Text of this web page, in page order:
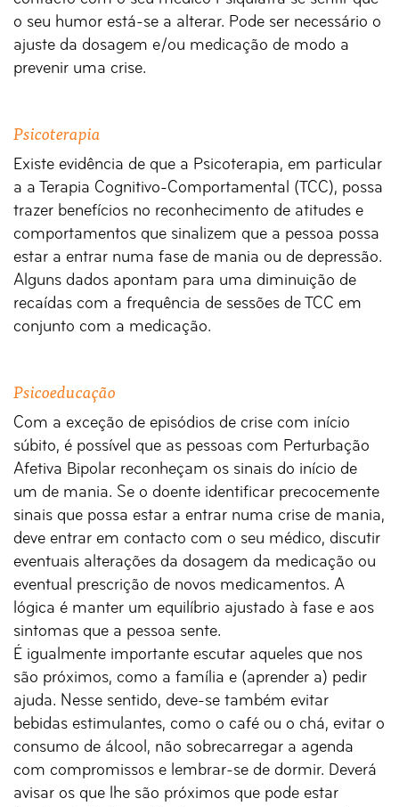
o seu humor está-se a alterar. Pode ser necessário o
ajuste da dosagem e/ou medicação de modo a
prevenir uma crise.
Psicoterapia
Existe evidência de que a Psicoterapia, em particular
a a Terapia Cognitivo-Comportamental (TCC), possa
trazer benefícios no reconhecimento de atitudes e
comportamentos que sinalizem que a pessoa possa
estar a entrar numa fase de mania ou de depressão.
Alguns dados apontam para uma diminuição de
recaídas com a frequência de sessões de TCC em
conjunto com a medicação.
Psicoeducação
Com a exceção de episódios de crise com início
súbito, é possível que as pessoas com Perturbação
Afetiva Bipolar reconheçam os sinais do início de
um de mania. Se o doente identificar precocemente
sinais que possa estar a entrar numa crise de mania,
deve entrar em contacto com o seu médico, discutir
eventuais alterações da dosagem da medicação ou
eventual prescrição de novos medicamentos. A
lógica é manter um equilíbrio ajustado à fase e aos
sintomas que a pessoa sente.
É igualmente importante escutar aqueles que nos
são próximos, como a família e (aprender a) pedir
ajuda. Nesse sentido, deve-se também evitar
bebidas estimulantes, como o café ou o chá, evitar o
consumo de álcool, não sobrecarregar a agenda
com compromissos e lembrar-se de dormir. Deverá
avisar os que lhe são próximos que pode estar